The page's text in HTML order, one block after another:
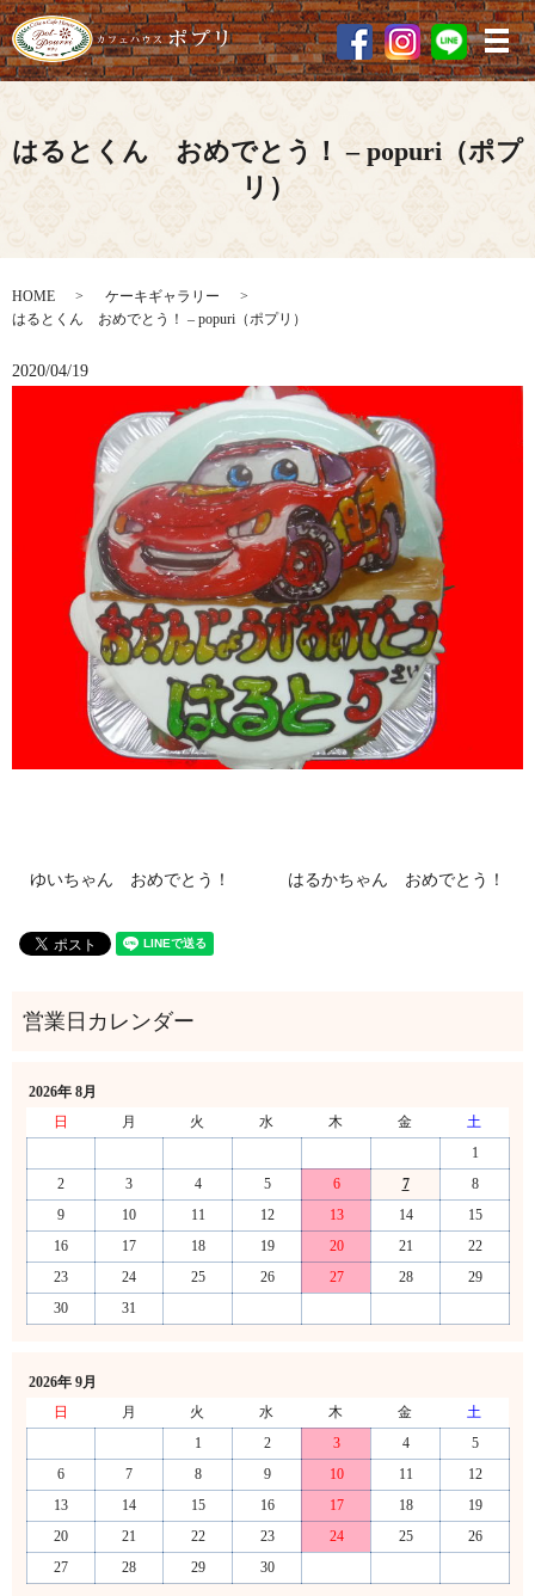
メ
はるとくん おめでとう！ – popuri（ポプ
リ）
HOME
ケーキギャラリー
はるとくん おめでとう！ – popuri（ポプリ）
2020/04/19
ゆいちゃん おめでとう！ はるかちゃん おめでとう！
2026年 8月
日
月 火 水 木 金
土
1
2
3 4 5 6 7
8
9
10 11 12 13 14
15
16
17 18 19 20 21
22
23
24 25 26 27 28
29
30
31
2026年 9月
日
月 火 水 木 金
土
1
2 3 4
5
6
7 8 9 10 11
12
13
14 15 16 17 18
19
20
21 22 23 24 25
26
27
28 29 30